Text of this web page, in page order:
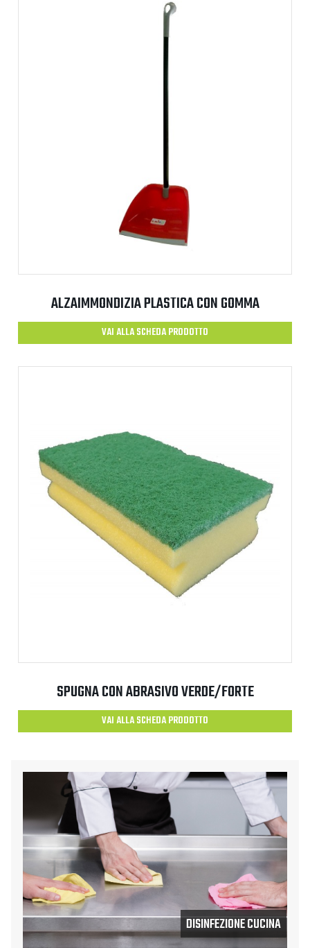
ALZAIMMONDIZIA PLASTICA CON GOMMA
VAI ALLA SCHEDA PRODOTTO
SPUGNA CON ABRASIVO VERDE/FORTE
VAI ALLA SCHEDA PRODOTTO
DISINFEZIONE CUCINA